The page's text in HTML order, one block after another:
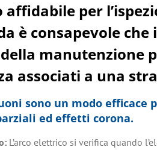
affidabile per
è consapevole
manutenzione
associati a una
sono un modo
ed effetti corona.
L’arco elettrico si verifica quando